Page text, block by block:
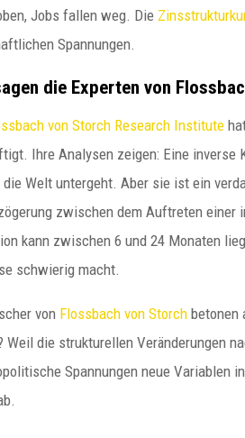
Jobs fallen weg. Die
Spannungen.
die Experten von
von Storch Research Institute
Ihre Analysen zeigen: Eine inverse
die Welt untergeht. Aber sie ist ein
zwischen dem Auftreten einer
kann zwischen 6 und 24 Monaten
schwierig macht.
von Flossbach von Storch betonen
Weil die strukturellen Veränderungen
Spannungen neue Variablen